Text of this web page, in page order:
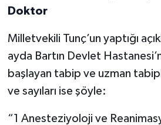
Doktor
Milletvekili Tunç’un yaptığı
ayda Bartın Devlet
başlayan tabip ve uzman
ve sayıları ise şöyle:
“1 Anesteziyoloji ve